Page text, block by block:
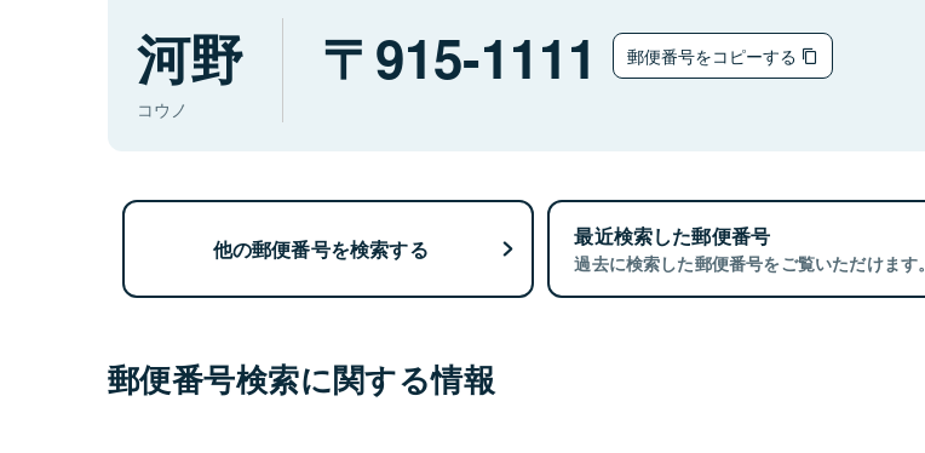
河野
コウノ
915-1111 郵便番号をコピーする
他の郵便番号を検索する 最近検索した郵便番号
過去に検索した郵便番号をご覧いただけます。
郵便番号検索に関する情報